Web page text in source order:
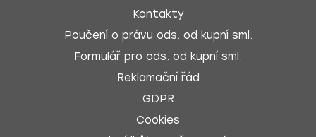
Kontakty
Poučení o právu ods. od kupní sml.
Formulář pro ods. od kupní sml.
Reklamační řád
GDPR
Cookies